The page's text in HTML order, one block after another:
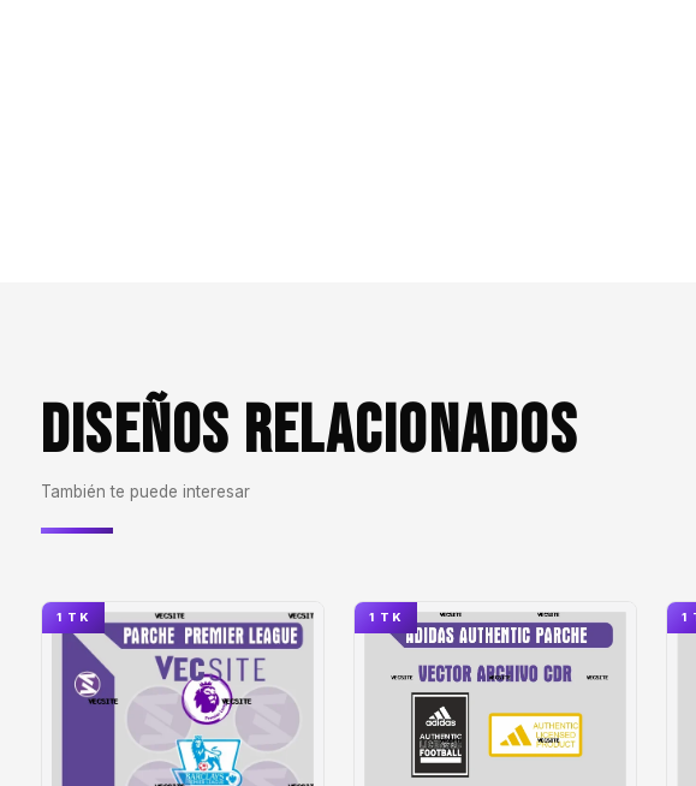
DISEÑOS RELACIONADOS
También te puede interesar
1 TK 1 TK 1